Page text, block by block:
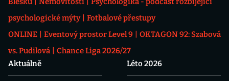
psychologické mýty
Fotbalové přestupy
ONLINE
Eventový prostor Level 9
OKTAGON 92: Szabová
vs. Pudilová
Chance Liga 2026/27
Aktuálně
Léto 2026